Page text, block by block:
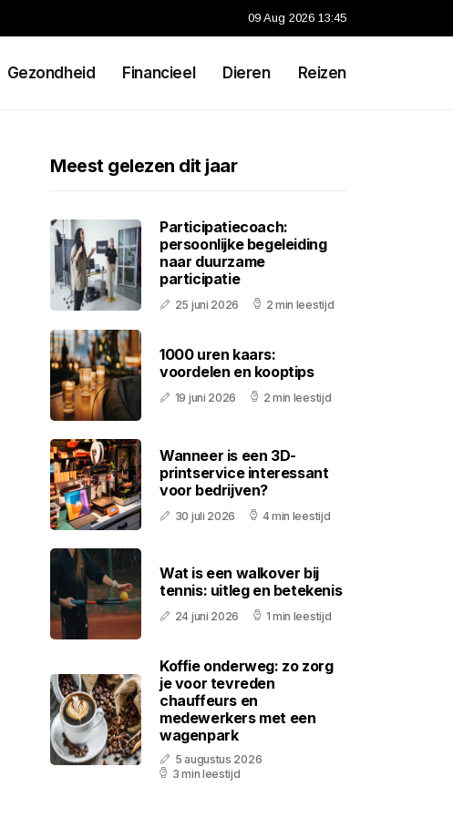
09 Aug 2026 13:45
Gezondheid Financieel Dieren Reizen
Meest gelezen dit jaar
Participatiecoach:
persoonlijke begeleiding
naar duurzame
participatie
25 juni 2026 2 min leestijd
1000 uren kaars:
voordelen en kooptips
19 juni 2026 2 min leestijd
Wanneer is een 3D-
printservice interessant
voor bedrijven?
30 juli 2026 4 min leestijd
Wat is een walkover bij
tennis: uitleg en betekenis
24 juni 2026 1 min leestijd
Koffie onderweg: zo zorg
je voor tevreden
chauffeurs en
medewerkers met een
wagenpark
5 augustus 2026
3 min leestijd